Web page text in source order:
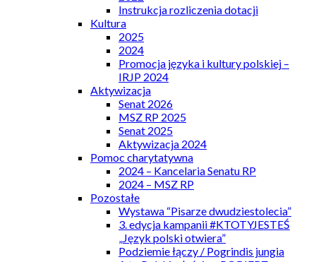
Instrukcja rozliczenia dotacji
Kultura
2025
2024
Promocja języka i kultury polskiej –
IRJP 2024
Aktywizacja
Senat 2026
MSZ RP 2025
Senat 2025
Aktywizacja 2024
Pomoc charytatywna
2024 – Kancelaria Senatu RP
2024 – MSZ RP
Pozostałe
Wystawa “Pisarze dwudziestolecia”
3. edycja kampanii #KTOTYJESTEŚ
„Język polski otwiera”
Podziemie łączy / Pogrindis jungia